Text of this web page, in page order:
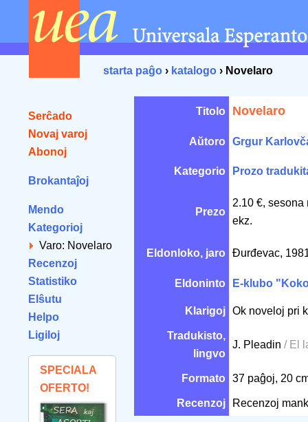
starta paĝo › katalogo › Novelaro
Serĉado
Novaj varoj
Abonoj
Brokantaĵoj
Mendo
Kategorioj
Varo: Novelaro
Recenzoj
Statistiko
Elŝutu
Helpo
Ligiloj
SPECIALA
OFERTO!
Titolo Novelaro
Aŭtoro Grgur
Kategorio Prozo
Prezo
2.10 €, sesona
ekz.
Eldonloko, jaro Đurđevac,
Eldoninto E-klubo
Klarigoj Ok noveloj pri
Tradukisto,
lingvo
J. Pleadin / El
Formato 37 paĝoj, 20
Recenzoj Recenzoj